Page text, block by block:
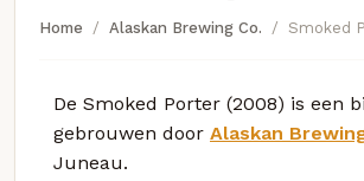
Home Alaskan Brewing Co. Smoked
De Smoked Porter (2008) is een
gebrouwen door Alaskan
Juneau.